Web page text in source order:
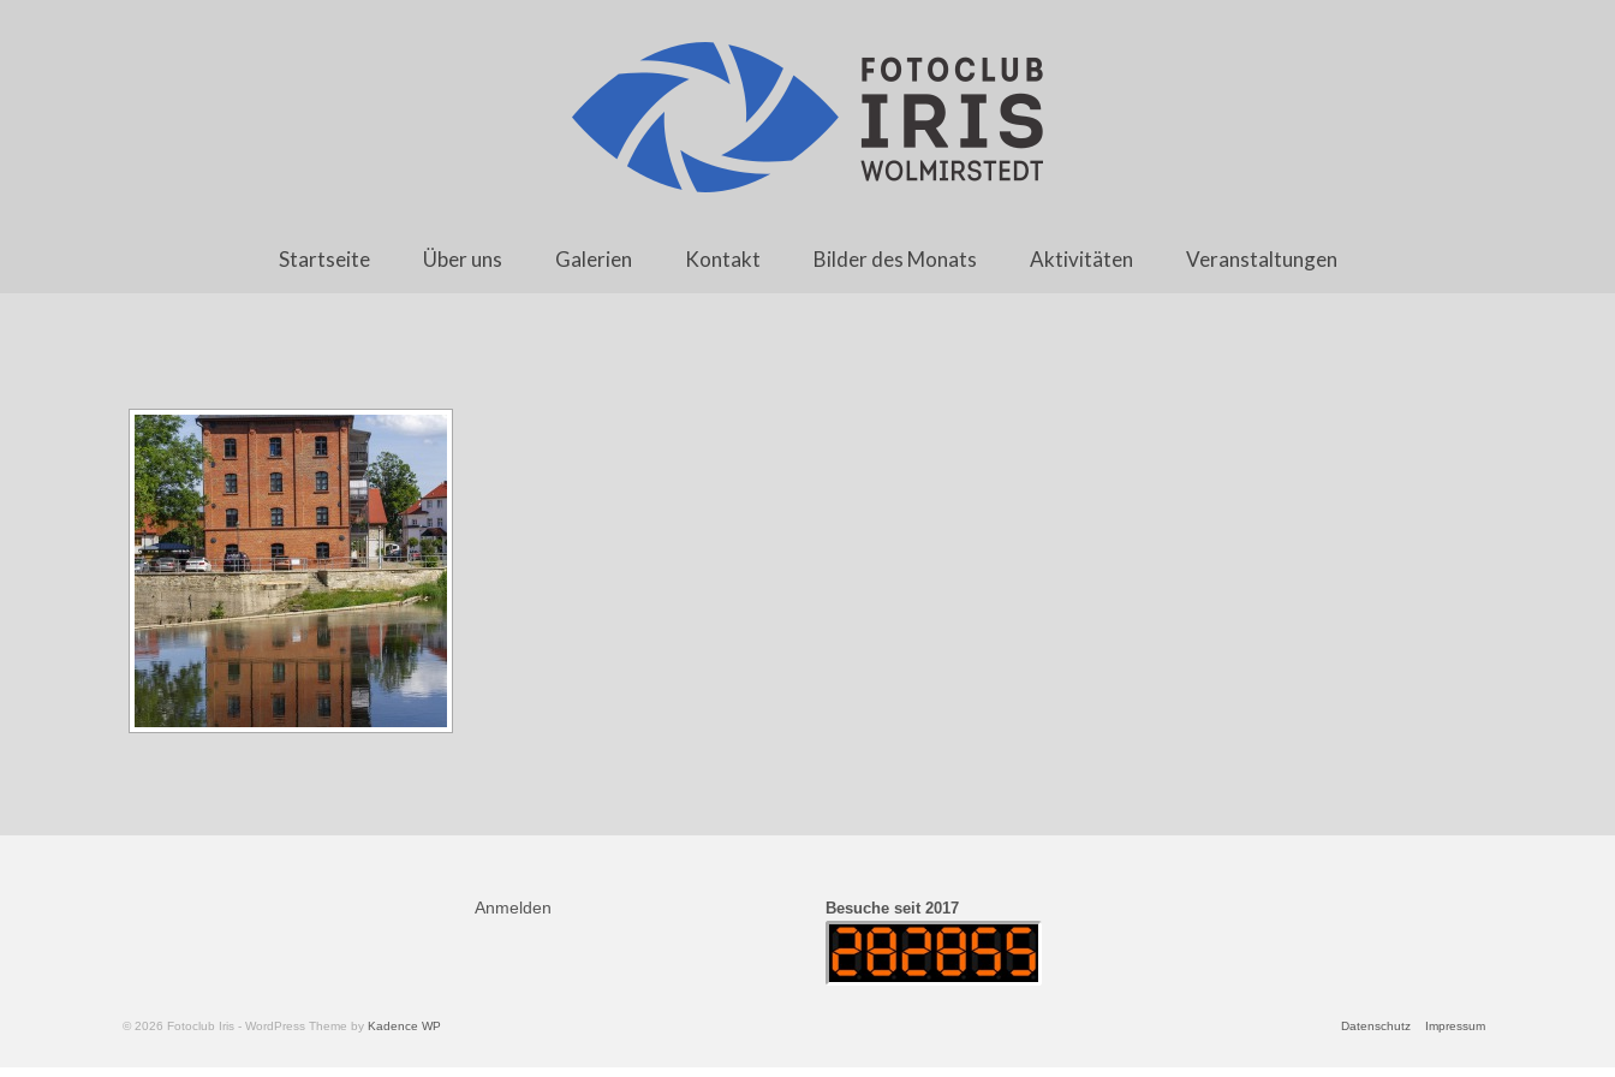
Startseite Über uns Galerien Kontakt Bilder des Monats Aktivitäten Veranstaltungen
Anmelden Besuche seit 2017
Datenschutz Impressum
© 2026 Fotoclub Iris - WordPress Theme by Kadence WP